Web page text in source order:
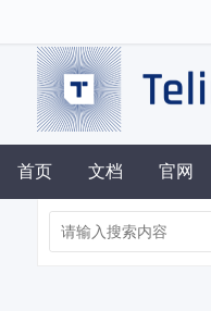
首页 文档 官网